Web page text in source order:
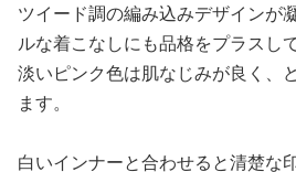
ツイード調の編み込みデザインが
ルな着こなしにも品格をプラスし
淡いピンク色は肌なじみが良く、
ます。
白いインナーと合わせると清楚な